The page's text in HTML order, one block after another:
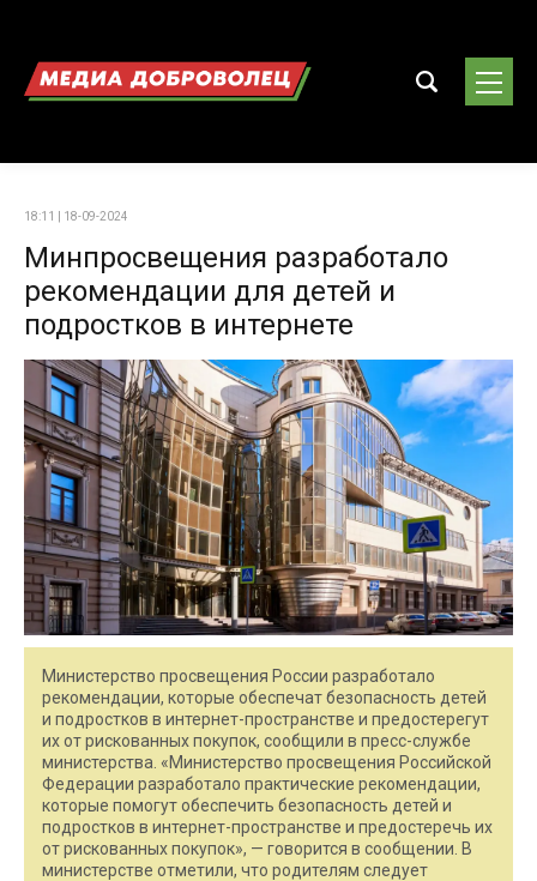
18:11 | 18-09-2024
Минпросвещения разработало
рекомендации для детей и
подростков в интернете
Министерство просвещения России разработало
рекомендации, которые обеспечат безопасность детей
и подростков в интернет-пространстве и предостерегут
их от рискованных покупок, сообщили в пресс-службе
министерства. «Министерство просвещения Российской
Федерации разработало практические рекомендации,
которые помогут обеспечить безопасность детей и
подростков в интернет-пространстве и предостеречь их
от рискованных покупок», — говорится в сообщении. В
министерстве отметили, что родителям следует